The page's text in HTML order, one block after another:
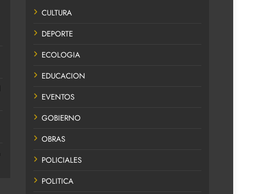
CULTURA
DEPORTE
ECOLOGIA
EDUCACION
EVENTOS
GOBIERNO
OBRAS
POLICIALES
POLITICA